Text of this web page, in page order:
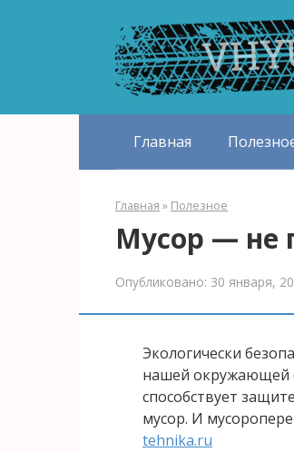
Главная
Главная » Полезное
Мусор — не
Опубликовано: 30 января,
Экологически
нашей окружающей
способствует
мусор. И
tehnika.ru